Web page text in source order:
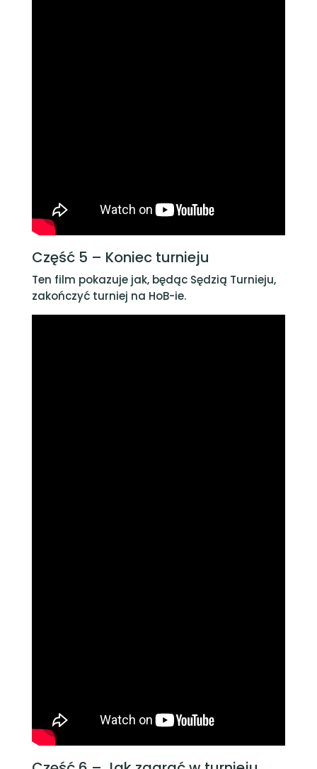
Część 5 – Koniec turnieju
Ten film pokazuje jak, będąc Sędzią Turnieju,
zakończyć turniej na HoB-ie.